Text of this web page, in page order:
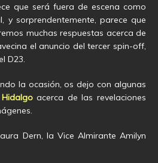
que será fuera de escena como
y sorprendentemente, parece que
muchas respuestas acerca de
el anuncio del tercer spin-off,
D23.
la ocasión, os dejo con algunas
acerca de las revelaciones
Dern, la Vice Almirante Amilyn